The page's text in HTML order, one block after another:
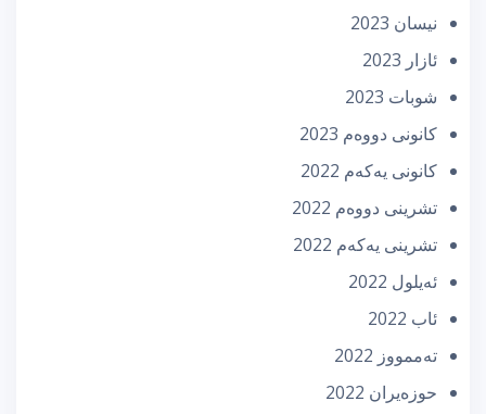
نیسان 2023
ئازار 2023
شوبات 2023
كانونی دووه‌م 2023
كانونی یه‌كه‌م 2022
تشرینی دووه‌م 2022
تشرینی یه‌كه‌م 2022
ئه‌یلول 2022
ئاب 2022
تەممووز 2022
حوزه‌یران 2022